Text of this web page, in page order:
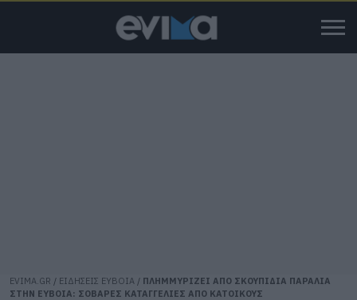
EVIMA.GR / ΕΙΔΗΣΕΙΣ ΕΥΒΟΙΑ / ΠΛΗΜΜΥΡΙΖΕΙ ΑΠΟ ΣΚΟΥΠΙΔΙΑ ΠΑΡΑΛΙΑ
ΣΤΗΝ ΕΥΒΟΙΑ: ΣΟΒΑΡΕΣ ΚΑΤΑΓΓΕΛΙΕΣ ΑΠΟ ΚΑΤΟΙΚΟΥΣ